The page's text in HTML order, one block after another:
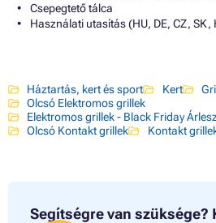
Csepegtető tálca
Használati utasítás (HU, DE, CZ, SK,
Háztartás, kert és sport Kert
Olcsó Elektromos grillek
Elektromos grillek - Black Friday
Olcsó Kontakt grillek
Kontakt
Segítségre van szüksége?